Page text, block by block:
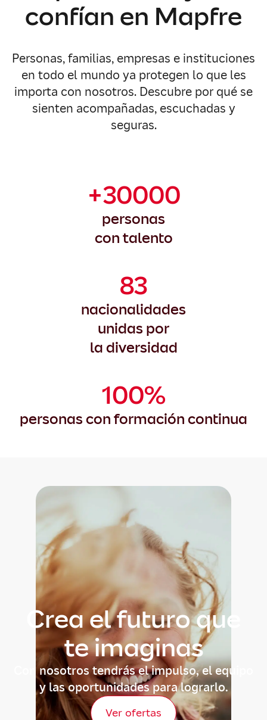
confían en Mapfre
Personas, familias, empresas e instituciones
en todo el mundo ya protegen lo que les
importa con nosotros. Descubre por qué se
sienten acompañadas, escuchadas y
seguras.
+30000
personas
con talento
83
nacionalidades
unidas por
la diversidad
100%
personas con formación continua
Crea el futuro que
te imaginas
Con nosotros tendrás el impulso, el equipo
y las oportunidades para lograrlo.
Ver ofertas